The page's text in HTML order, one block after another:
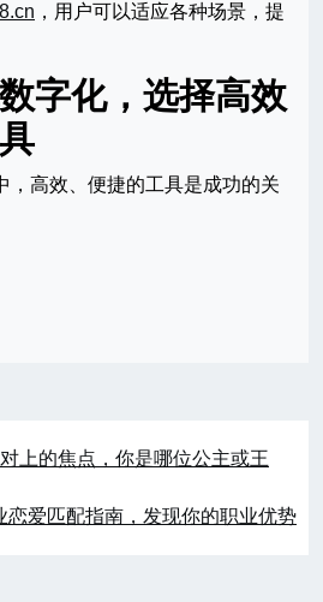
，用户可以适应各种场景，提
字化，选择高效
，高效、便捷的工具是成功的关
上的焦点，你是哪位公主或王
恋爱匹配指南，发现你的职业优势